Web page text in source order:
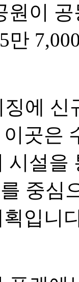
원이
만
징에
곳은
시설을
중심
입니